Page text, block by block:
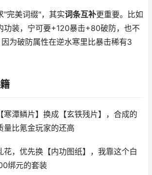
"完美词缀"，其实词条互补更重要。比如
功装，宁可要+120暴击+80破防，也不
为破防属性在逆水寒里比暴击稀有3
寒潭鳞片】换成【玄铁残片】，合成的
量比氪金玩家的还高
花，优先换【内功图纸】，我靠这个白
绑元的套装